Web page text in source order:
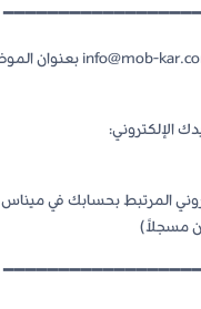
الإلكتروني:
المرتبط بحسابك في ميناس
مسجلاً)